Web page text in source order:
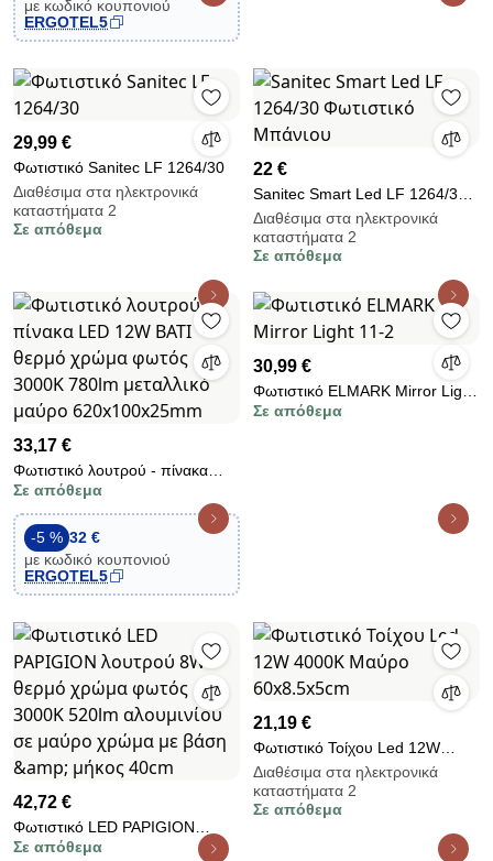
με κωδικό κουπονιού
ERGOTEL5
29,99 €
Φωτιστικό Sanitec LF 1264/30
Διαθέσιμα στα ηλεκτρονικά
καταστήματα 2
Σε απόθεμα
22 €
Sanitec Smart Led LF 1264/30
Φωτιστικό Μπάνιου
Διαθέσιμα στα ηλεκτρονικά
καταστήματα 2
Σε απόθεμα
33,17 €
Φωτιστικό λουτρού - πίνακα
LED 12W BATI θερμό χρώμα
φωτός 3000Κ 780lm μεταλλικό
μαύρο 620x100x25mm
Σε απόθεμα
-5 % 32 €
με κωδικό κουπονιού
ERGOTEL5
30,99 €
Φωτιστικό ELMARK Mirror Light
11-2
Σε απόθεμα
42,72 €
Φωτιστικό LED PAPIGION
λουτρού 8W θερμό χρώμα
Σε απόθεμα
21,19 €
Φωτιστικό Τοίχου Led 12W
4000K Μαύρο 60x8.5x5cm
Διαθέσιμα στα ηλεκτρονικά
καταστήματα 2
Σε απόθεμα